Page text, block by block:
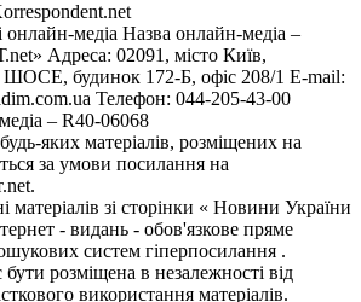
онлайн-медіа Назва онлайн-медіа –
Адреса: 02091, місто Київ,
будинок 172-Б, офіс 208/1 E-mail:
Телефон: 044-205-43-00
– R40-06068
яких матеріалів, розміщених на
за умови посилання на
матеріалів зі сторінки « Новини України
- видань - обов'язкове пряме
систем гіперпосилання .
розміщена в незалежності від
використання матеріалів.